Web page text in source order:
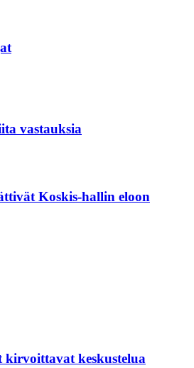
vastauksia
Koskis-hallin eloon
kirvoittavat keskustelua